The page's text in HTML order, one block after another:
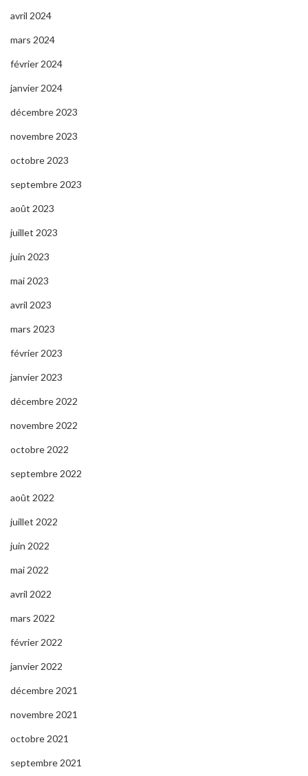
avril 2024
mars 2024
février 2024
janvier 2024
décembre 2023
novembre 2023
octobre 2023
septembre 2023
août 2023
juillet 2023
juin 2023
mai 2023
avril 2023
mars 2023
février 2023
janvier 2023
décembre 2022
novembre 2022
octobre 2022
septembre 2022
août 2022
juillet 2022
juin 2022
mai 2022
avril 2022
mars 2022
février 2022
janvier 2022
décembre 2021
novembre 2021
octobre 2021
septembre 2021